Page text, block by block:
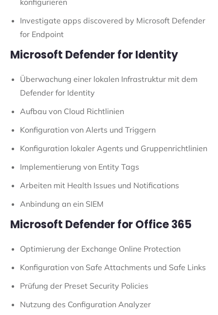
Investigate apps discovered by Microsoft Defender
for Endpoint
Microsoft Defender for Identity
Überwachung einer lokalen Infrastruktur mit dem
Defender for Identity
Aufbau von Cloud Richtlinien
Konfiguration von Alerts und Triggern
Konfiguration lokaler Agents und Gruppenrichtlinien
Implementierung von Entity Tags
Arbeiten mit Health Issues und Notifications
Anbindung an ein SIEM
Microsoft Defender for Office 365
Optimierung der Exchange Online Protection
Konfiguration von Safe Attachments und Safe Links
Prüfung der Preset Security Policies
Nutzung des Configuration Analyzer